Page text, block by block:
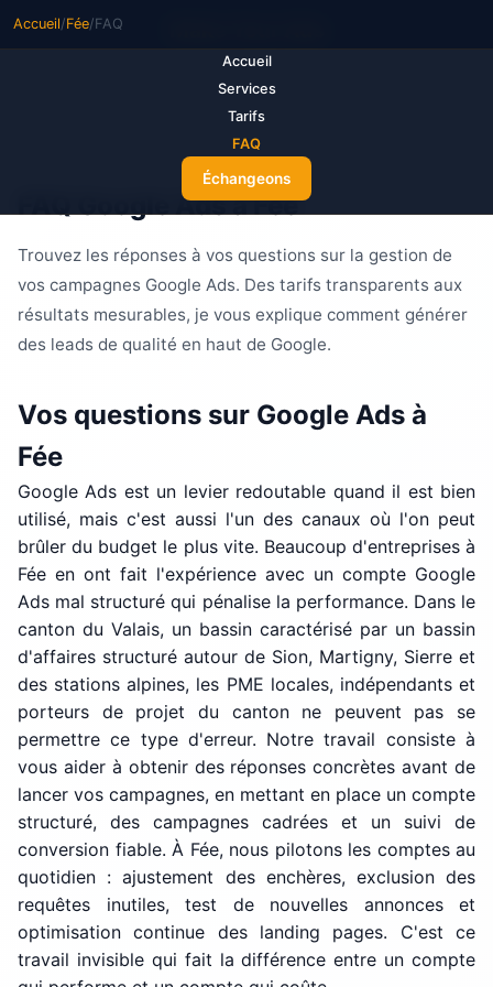
Accueil
Services
Tarifs
FAQ
Échangeons
Accueil/Fée/FAQ
FAQ Google Ads à Fée
Trouvez les réponses à vos questions sur la gestion de
vos campagnes Google Ads. Des tarifs transparents aux
résultats mesurables, je vous explique comment générer
des leads de qualité en haut de Google.
Vos questions sur Google Ads à
Fée
Google Ads est un levier redoutable quand il est bien
utilisé, mais c'est aussi l'un des canaux où l'on peut
brûler du budget le plus vite. Beaucoup d'entreprises à
Fée en ont fait l'expérience avec un compte Google
Ads mal structuré qui pénalise la performance. Dans le
canton du Valais, un bassin caractérisé par un bassin
d'affaires structuré autour de Sion, Martigny, Sierre et
des stations alpines, les PME locales, indépendants et
porteurs de projet du canton ne peuvent pas se
permettre ce type d'erreur. Notre travail consiste à
vous aider à obtenir des réponses concrètes avant de
lancer vos campagnes, en mettant en place un compte
structuré, des campagnes cadrées et un suivi de
conversion fiable. À Fée, nous pilotons les comptes au
quotidien : ajustement des enchères, exclusion des
requêtes inutiles, test de nouvelles annonces et
optimisation continue des landing pages. C'est ce
travail invisible qui fait la différence entre un compte